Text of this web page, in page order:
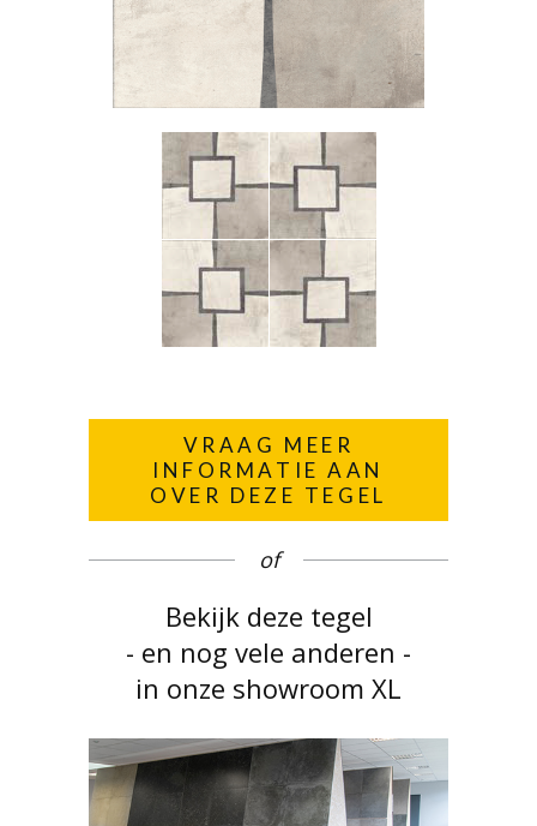
VRAAG MEER
INFORMATIE AAN
OVER DEZE TEGEL
of
Bekijk deze tegel
- en nog vele anderen -
in onze showroom XL